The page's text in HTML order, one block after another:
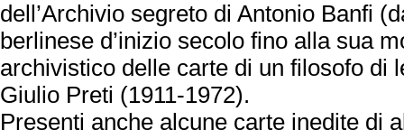
dell’Archivio segreto di Antonio Banfi
berlinese d’inizio secolo fino alla sua
archivistico delle carte di un filosofo di
Giulio Preti (1911-1972).
Presenti anche alcune carte inedite di